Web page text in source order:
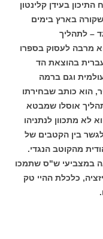
בעידן קלינטון
בארץ בימים
– לתהליך
מרבה לעסוק בספרו
בהוצאת הד
וגם ברמה
הוא כותב שבחירתו
אוסלו שמבטא
לא מתכוון לנתניהו
בין הקטבים של
מהקוטב הנגדי.
במצביעי ש"ס שתמכו
כלכלת ההיי טק